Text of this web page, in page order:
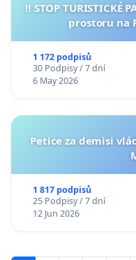
‼️ STOP TURISTICKÉ
prostoru na
1 172 podpisů
30 Podpisy / 7 dní
6 May 2026
Petice za demisi
1 817 podpisů
25 Podpisy / 7 dní
12 Jun 2026